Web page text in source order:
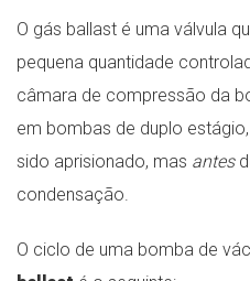
O gás ballast é uma válvula
pequena quantidade
câmara de compressão da
em bombas de duplo estágio,
sido aprisionado, mas antes
condensação.
O ciclo de uma bomba de